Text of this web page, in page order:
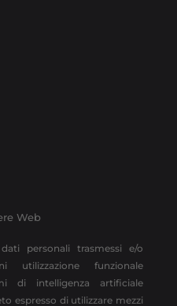
Web
personali trasmessi e/o
funzionale
di intelligenza artificiale
espresso di utilizzare mezzi